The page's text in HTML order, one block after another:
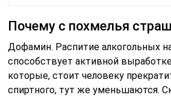
Почему с похмелья
Дофамин. Распитие алкогольных
способствует активной
которые, стоит человеку
спиртного, тут же уменьшаются.